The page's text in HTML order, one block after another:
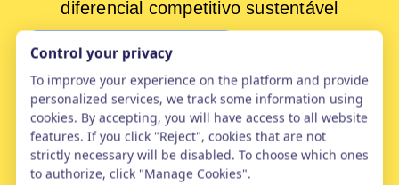
diferencial competitivo sustentável
Falar Com Especialista